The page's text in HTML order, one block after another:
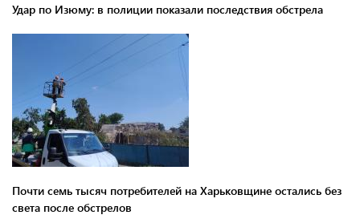
Удар по Изюму: в полиции показали последствия обстрела
Почти семь тысяч потребителей на Харьковщине остались без
света после обстрелов